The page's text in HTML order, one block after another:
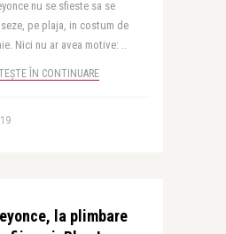
nu se sfieste sa se
pe plaja, in costum de
Nici nu ar avea motive: ..
ÎN CONTINUARE
la plimbare